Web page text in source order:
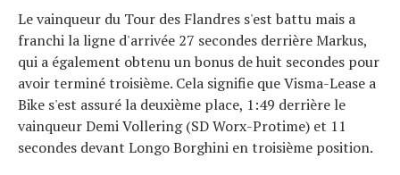
Le vainqueur du Tour des Flandres s'est battu mais a
franchi la ligne d'arrivée 27 secondes derrière Markus,
qui a également obtenu un bonus de huit secondes pour
avoir terminé troisième. Cela signifie que Visma-Lease a
Bike s'est assuré la deuxième place, 1:49 derrière le
vainqueur Demi Vollering (SD Worx-Protime) et 11
secondes devant Longo Borghini en troisième position.